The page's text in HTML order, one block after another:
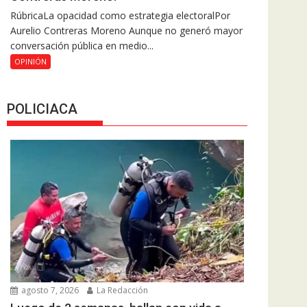
RúbricaLa opacidad como estrategia electoralPor
Aurelio Contreras Moreno Aunque no generó mayor
conversación pública en medio...
OPINIÓN
POLICIACA
agosto 7, 2026 La Redacción